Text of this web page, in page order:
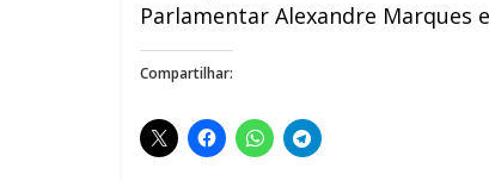
Parlamentar Alexandre Marques
Compartilhar: